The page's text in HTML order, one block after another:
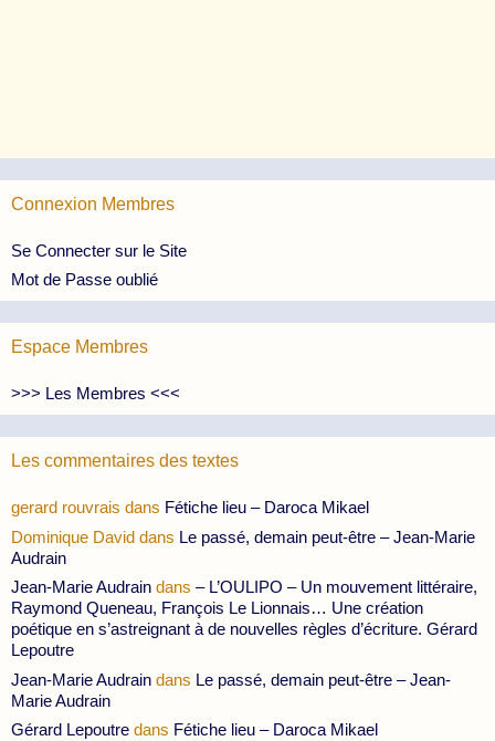
Connexion Membres
Se Connecter sur le Site
Mot de Passe oublié
Espace Membres
>>> Les Membres <<<
Les commentaires des textes
gerard rouvrais dans Fétiche lieu – Daroca Mikael
Dominique David dans Le passé, demain peut-être – Jean-Marie
Audrain
Jean-Marie Audrain dans – L’OULIPO – Un mouvement littéraire,
Raymond Queneau, François Le Lionnais… Une création
poétique en s’astreignant à de nouvelles règles d’écriture. Gérard
Lepoutre
Jean-Marie Audrain dans Le passé, demain peut-être – Jean-
Marie Audrain
Gérard Lepoutre dans Fétiche lieu – Daroca Mikael